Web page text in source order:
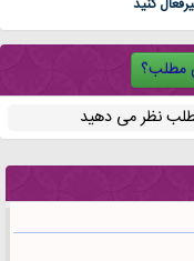
مطلب؟
نظر می دهید